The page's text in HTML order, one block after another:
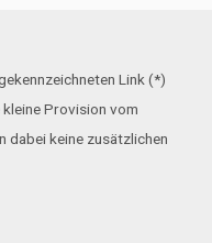
Link (*)
Provision vom
dabei keine zusätzlichen